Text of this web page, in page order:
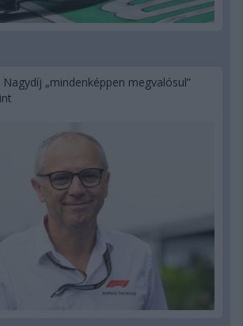
„mindenképpen megvalósul”